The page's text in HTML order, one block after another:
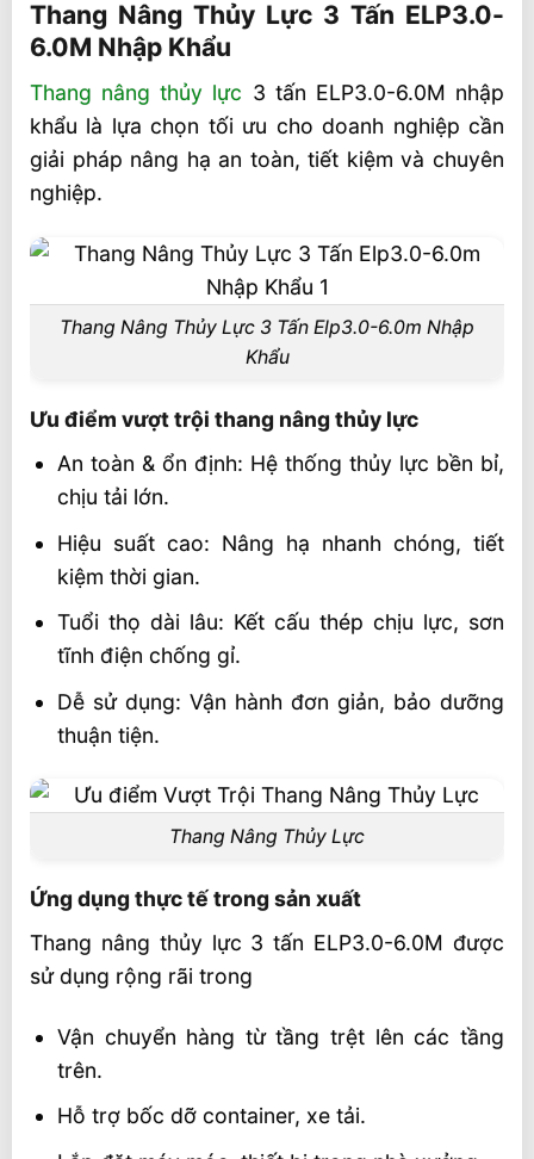
Nhập Khẩu
Ưu điểm vượt trội thang nâng thủy lực
Ứng dụng thực tế trong sản xuất
Thông số kỹ thuật Thang Nâng Thủy Lực
Nhập Khẩu ELP3.0-6.0M
Video thang nâng thủy lực
Liên hệ mua sản phẩm
Thang Nâng Thủy Lực 3 Tấn ELP3.0-
6.0M Nhập Khẩu
Thang nâng thủy lực 3 tấn ELP3.0-6.0M nhập
khẩu là lựa chọn tối ưu cho doanh nghiệp cần
giải pháp nâng hạ an toàn, tiết kiệm và chuyên
nghiệp.
Thang Nâng Thủy Lực 3 Tấn Elp3.0-6.0m Nhập
Khẩu
Ưu điểm vượt trội thang nâng thủy lực
An toàn & ổn định: Hệ thống thủy lực bền bỉ,
chịu tải lớn.
Hiệu suất cao: Nâng hạ nhanh chóng, tiết
kiệm thời gian.
Tuổi thọ dài lâu: Kết cấu thép chịu lực, sơn
tĩnh điện chống gỉ.
Dễ sử dụng: Vận hành đơn giản, bảo dưỡng
thuận tiện.
Thang Nâng Thủy Lực
Ứng dụng thực tế trong sản xuất
Thang nâng thủy lực 3 tấn ELP3.0-6.0M được
sử dụng rộng rãi trong
Vận chuyển hàng từ tầng trệt lên các tầng
trên.
Hỗ trợ bốc dỡ container, xe tải.